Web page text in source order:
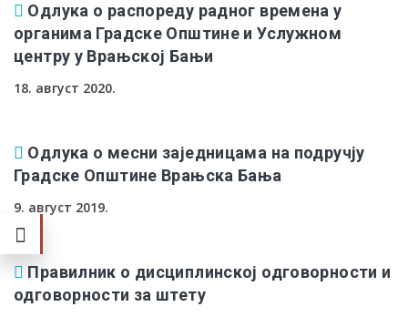
Одлука о распореду радног времена у
органима Градске Општине и Услужном
центру у Врањској Бањи
18. август 2020.
Одлука о месни заједницама на подручју
Градске Општине Врањска Бања
9. август 2019.
Правилник о дисциплинској одговорности и
одговорности за штету